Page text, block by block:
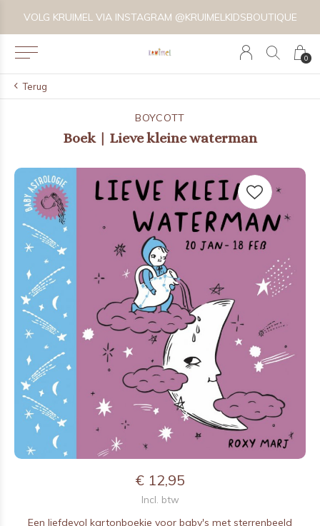
0
VOLG KRUIMEL VIA INSTAGRAM @KRUIMELKIDSBOUTIQUE
Terug
BOYCOTT
Boek | Lieve kleine waterman
€ 12,95
Incl. btw
Een liefdevol kartonboekje voor baby's met sterrenbeeld